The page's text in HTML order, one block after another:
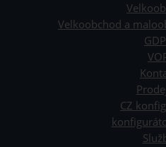
Velkoobchod a
CZ